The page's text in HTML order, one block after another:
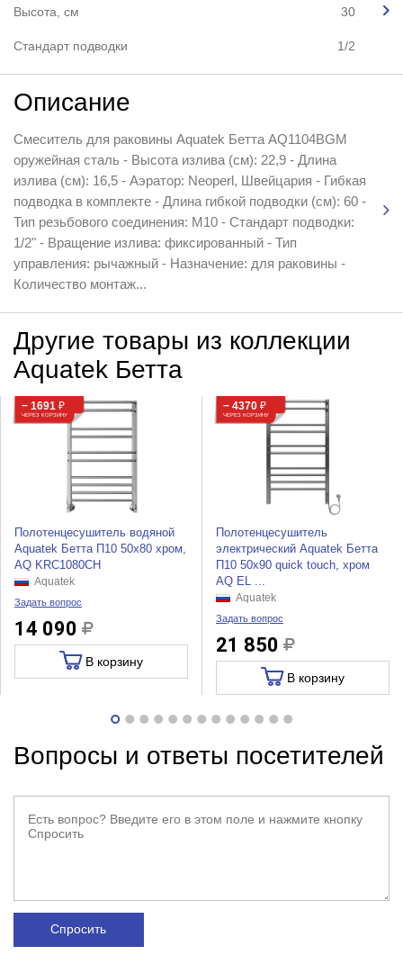
Высота, см 30
Стандарт подводки 1/2
Описание
Смеситель для раковины Aquatek Бетта AQ1104BGM
оружейная сталь - Высота излива (см): 22,9 - Длина
излива (см): 16,5 - Аэратор: Neoperl, Швейцария - Гибкая
подводка в комплекте - Длина гибкой подводки (см): 60 -
Тип резьбового соединения: M10 - Стандарт подводки:
1/2" - Вращение излива: фиксированный - Тип
управления: рычажный - Назначение: для раковины -
Количество монтаж...
Другие товары из коллекции
Aquatek Бетта
− 1691 ₽
ЧЕРЕЗ КОРЗИНУ
Полотенцесушитель водяной
Aquatek Бетта П10 50x80 хром,
AQ KRC1080CH
Aquatek
Задать вопрос
14 090
В корзину
− 4370 ₽
ЧЕРЕЗ КОРЗИНУ
Полотенцесушитель
электрический Aquatek Бетта
П10 50x90 quick touch, хром
AQ EL ...
Aquatek
Задать вопрос
21 850
В корзину
Вопросы и ответы посетителей
Спросить